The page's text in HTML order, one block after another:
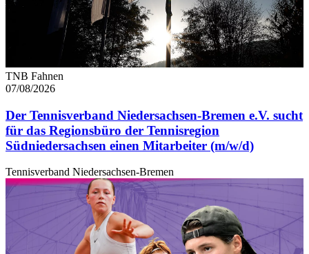
TNB Fahnen
07/08/2026
Der Tennisverband Niedersachsen-Bremen e.V. sucht
für das Regionsbüro der Tennisregion
Südniedersachsen einen Mitarbeiter (m/w/d)
Tennisverband Niedersachsen-Bremen